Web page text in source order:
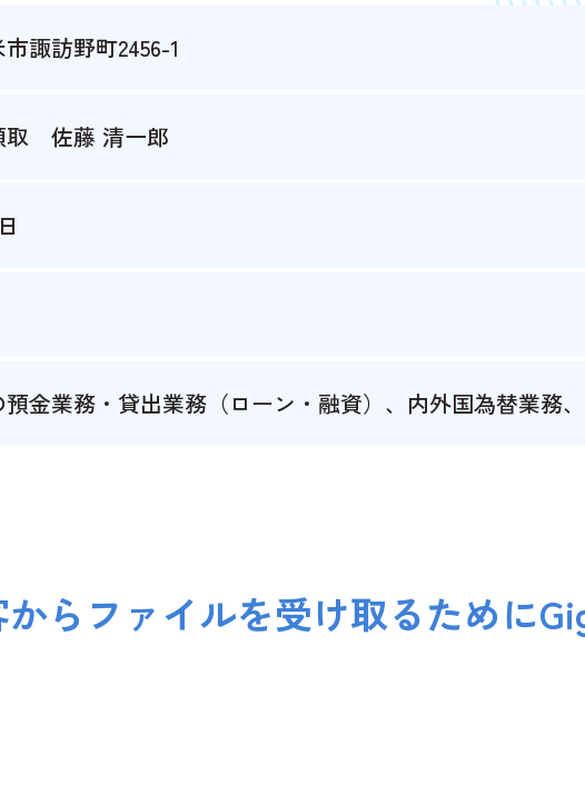
諏訪野町2456-1
取 佐藤 清一郎
金業務・貸出業務（ローン・融資）、内外国為替業務
らファイルを受け取るために